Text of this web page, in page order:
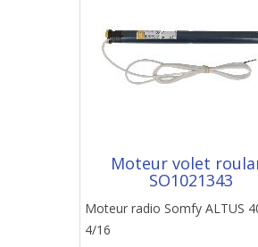
Moteur volet
SO1021343
Moteur radio Somfy ALTUS
4/16